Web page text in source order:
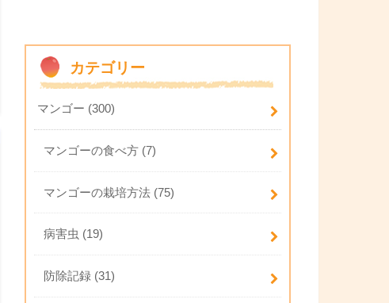
カテゴリー
マンゴー (300)
マンゴーの食べ方 (7)
マンゴーの栽培方法 (75)
病害虫 (19)
防除記録 (31)